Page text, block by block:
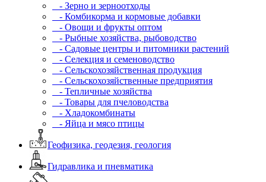
- Зерно и зерноотходы
- Комбикорма и кормовые добавки
- Овощи и фрукты оптом
- Рыбные хозяйства, рыбоводство
- Садовые центры и питомники растений
- Селекция и семеноводство
- Сельскохозяйственная продукция
- Сельскохозяйственные предприятия
- Тепличные хозяйства
- Товары для пчеловодства
- Хладокомбинаты
- Яйца и мясо птицы
Геофизика, геодезия, геология
Гидравлика и пневматика